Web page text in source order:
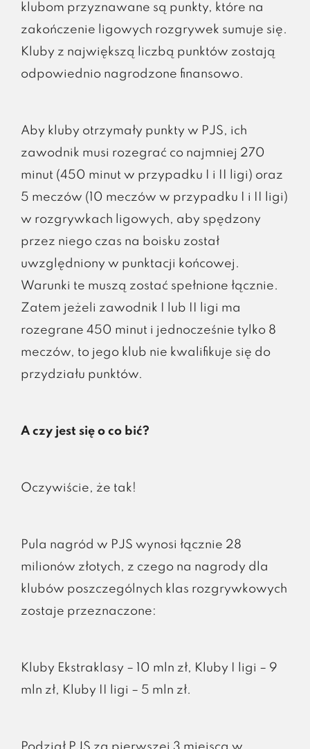
klubom przyznawane są punkty, które na
zakończenie ligowych rozgrywek sumuje się.
Kluby z największą liczbą punktów zostają
odpowiednio nagrodzone finansowo.
Aby kluby otrzymały punkty w PJS, ich
zawodnik musi rozegrać co najmniej 270
minut (450 minut w przypadku I i II ligi) oraz
5 meczów (10 meczów w przypadku I i II ligi)
w rozgrywkach ligowych, aby spędzony
przez niego czas na boisku został
uwzględniony w punktacji końcowej.
Warunki te muszą zostać spełnione łącznie.
Zatem jeżeli zawodnik I lub II ligi ma
rozegrane 450 minut i jednocześnie tylko 8
meczów, to jego klub nie kwalifikuje się do
przydziału punktów.
A czy jest się o co bić?
Oczywiście, że tak!
Pula nagród w PJS wynosi łącznie 28
milionów złotych, z czego na nagrody dla
klubów poszczególnych klas rozgrywkowych
zostaje przeznaczone:
Kluby Ekstraklasy – 10 mln zł, Kluby I ligi – 9
mln zł, Kluby II ligi – 5 mln zł.